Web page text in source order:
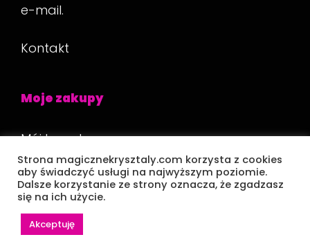
e-mail.
Kontakt
Moje zakupy
Mój koszyk
Płatność
Strona magicznekrysztaly.com korzysta z cookies
aby świadczyć usługi na najwyższym poziomie.
Dalsze korzystanie ze strony oznacza, że zgadzasz
się na ich użycie.
Akceptuję